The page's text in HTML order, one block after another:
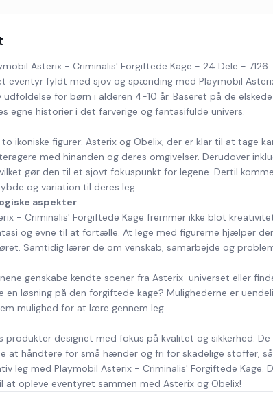
Asterix - Criminalis' Forgiftede Kage - 24 Dele - 7126
eventyr fyldt med sjov og spænding med Playmobil
for børn i alderen 4-10 år. Baseret på de
egne historier i det farverige og fantasifulde univers.
ikoniske figurer: Asterix og Obelix, der er klar til at tage
med hinanden og deres omgivelser. Derudover
gør den til et sjovt fokuspunkt for legene. Dertil
og variation til deres leg.
aspekter
- Criminalis' Forgiftede Kage fremmer ikke blot
og evne til at fortælle. At lege med figurerne hjælper
Samtidig lærer de om venskab, samarbejde og
genskabe kendte scener fra Asterix-universet eller
en løsning på den forgiftede kage? Mulighederne er
mulighed for at lære gennem leg.
produkter designet med fokus på kvalitet og sikkerhed.
at håndtere for små hænder og fri for skadelige stoffer,
leg med Playmobil Asterix - Criminalis' Forgiftede
at opleve eventyret sammen med Asterix og Obelix!